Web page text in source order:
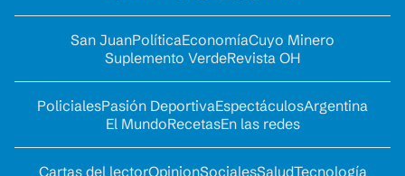
San JuanPolíticaEconomíaCuyo Minero
Suplemento VerdeRevista OH
PolicialesPasión DeportivaEspectáculosArgentina
El MundoRecetasEn las redes
Cartas del lectorOpinionSocialesSaludTecnología